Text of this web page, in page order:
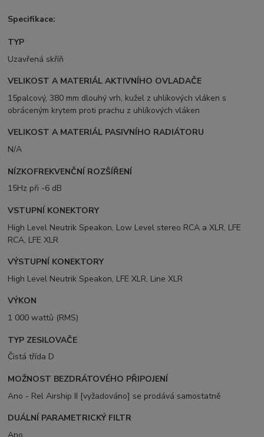
Specifikace:
TYP
Uzavřená skříň
VELIKOST A MATERIÁL AKTIVNÍHO OVLADAČE
15palcový, 380 mm dlouhý vrh, kužel z uhlíkových vláken s
obráceným krytem proti prachu z uhlíkových vláken
VELIKOST A MATERIÁL PASIVNÍHO RADIÁTORU
N/A
NÍZKOFREKVENČNÍ ROZŠÍŘENÍ
15Hz při -6 dB
VSTUPNÍ KONEKTORY
High Level Neutrik Speakon, Low Level stereo RCA a XLR, LFE
RCA, LFE XLR
VÝSTUPNÍ KONEKTORY
High Level Neutrik Speakon, LFE XLR, Line XLR
VÝKON
1 000 wattů (RMS)
TYP ZESILOVAČE
Čistá třída D
MOŽNOST BEZDRÁTOVÉHO PŘIPOJENÍ
Ano - Rel Airship II [vyžadováno] se prodává samostatně
DUÁLNÍ PARAMETRICKÝ FILTR